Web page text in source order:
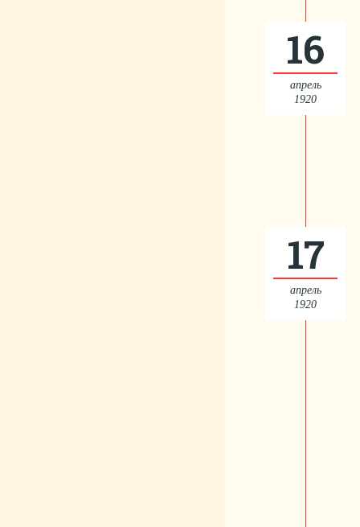
16
апрель
1920
17
апрель
1920